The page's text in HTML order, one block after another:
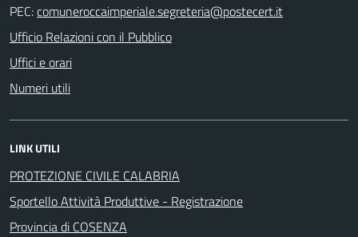
PEC:
Ufficio Relazioni con il Pubblico
Uffici e orari
Numeri utili
LINK UTILI
PROTEZIONE CIVILE CALABRIA
Sportello Attività Produttive - Registrazione
Provincia di COSENZA